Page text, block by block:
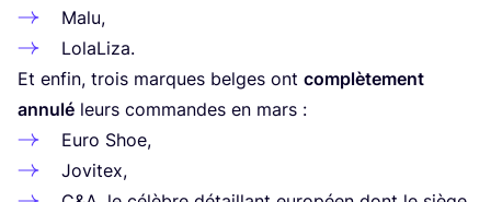
Malu,
Lola­Li­za.
Et enfin, trois marques belges ont com­plè­te­ment
annu­lé leurs com­mandes en mars :
Euro Shoe,
Jovi­tex,